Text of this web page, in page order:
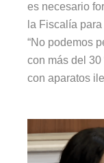
es necesario
la Fiscalía
“No podemos
con más del
con aparatos